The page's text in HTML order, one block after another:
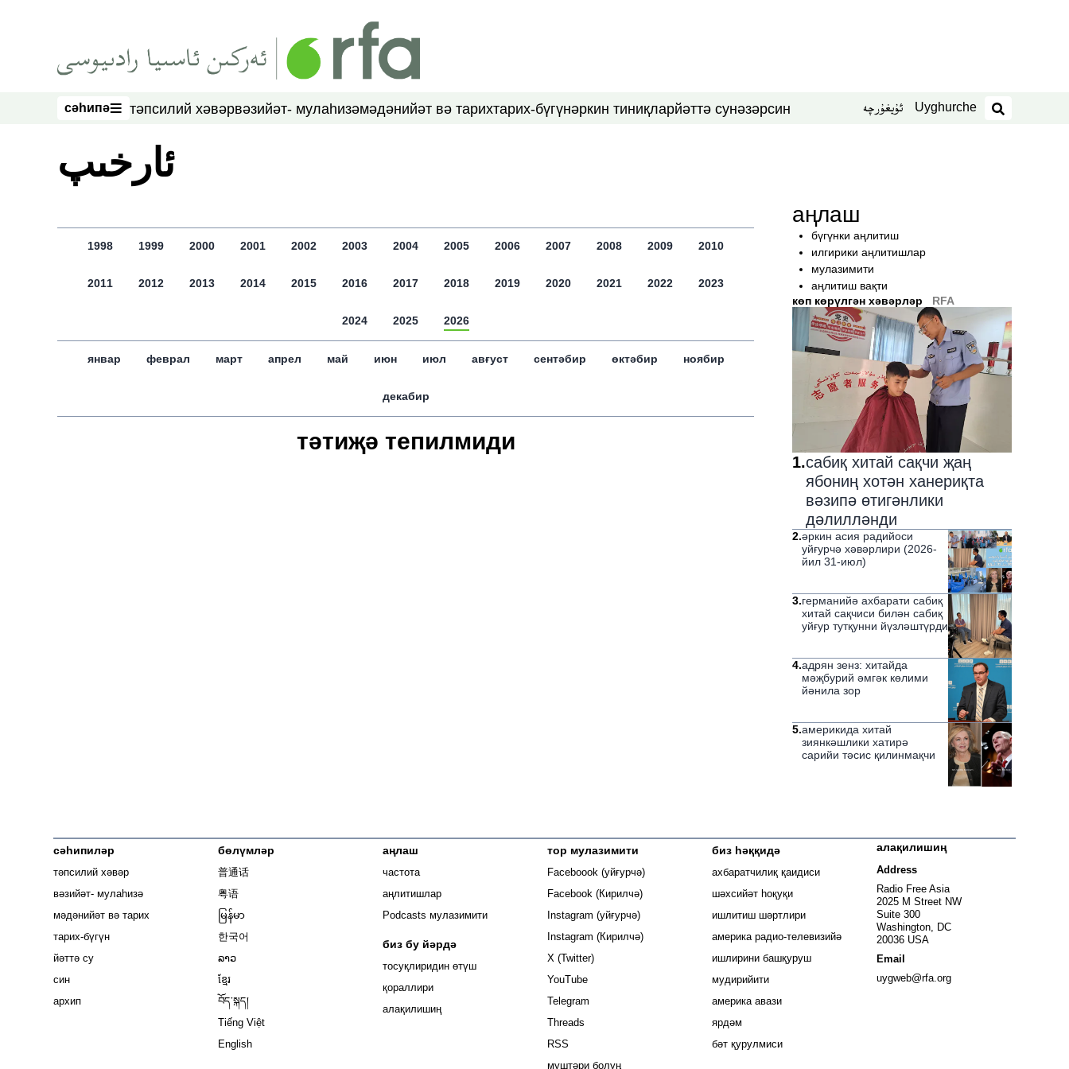
сәһипә тәпсилий хәвәрвәзийәт- мулаһизәмәдәнийәт вә тарихтарих-бүгүнәркин тиниқларйәттә сунәзәрсин ئۇيغۇرچە Uyghurche
издәш
ﺋﺎﺭﺧﯩﭗ
1998 1999 2000 2001 2002 2003 2004 2005 2006 2007 2008 2009 2010
2011 2012 2013 2014 2015 2016 2017 2018 2019 2020 2021 2022 2023
2024 2025 2026
январ феврал март апрел май июн июл авғуст сентәбир өктәбир ноябир
декабир
тәтиҗә тепилмиди
аңлаш
бүгүнки аңлитиш
илгирики аңлитишлар
мулазимити
аңлитиш вақти
көп көрүлгән хәвәрләр
RFA
1.сабиқ хитай сақчи җаң
ябониң хотән ханериқта
вәзипә өтигәнлики
дәлилләнди
2.әркин асия радийоси
уйғурчә хәвәрлири (2026-
йил 31-июл)
3.германийә ахбарати сабиқ
хитай сақчиси билән сабиқ
уйғур тутқунни йүзләштүрди
4.адрян зенз: хитайда
мәҗбурий әмгәк көлими
йәнила зор
5.америкида хитай
зиянкәшлики хатирә
сарийи тәсис қилинмақчи
сәһипиләр
тәпсилий хәвәр
вәзийәт- мулаһизә
мәдәнийәт вә тарих
тарих-бүгүн
йәттә су
син
архип
бөлүмләр
普通话
粤语
မြန်မာ
한국어
ລາວ
ខ្មែរ
བོད་སྐད།
Tiếng Việt
English
аңлаш
частота
аңлитишлар
Podcasts мулазимити
биз бу йәрдә
тосуқлиридин өтүш
қораллири
алақилишиң
тор мулазимити
Faceboook (уйғурчә) Opens in new window
Facebook (Кирилчә)
Instagram (уйғурчә)
Instagram (Кирилчә)
X (Twitter)
YouTube
Telegram
Threads
RSS
муштәри болуң
биз һәққидә
ахбаратчилиқ қаидиси
шәхсийәт һоқуқи
ишлитиш шәртлири
америка радио-телевизийә
ишлирини башқуруш
мудирийити
америка авази
ярдәм
бәт қурулмиси
алақилишиң
Address
Radio Free Asia
2025 M Street NW
Suite 300
Washington, DC
20036 USA
Email
uygweb@rfa.org